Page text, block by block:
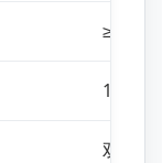
≥4米
15L
双肩背